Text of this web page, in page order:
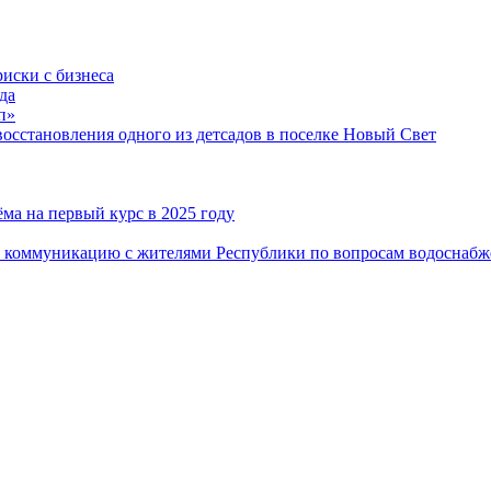
с бизнеса
одного из детсадов в поселке Новый Свет
на первый курс в 2025 году
с жителями Республики по вопросам